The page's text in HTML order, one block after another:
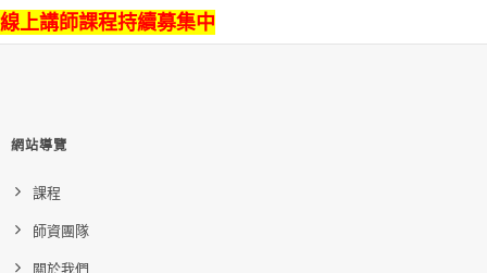
線上講師課程持續募集中
網站導覽
課程
師資團隊
關於我們